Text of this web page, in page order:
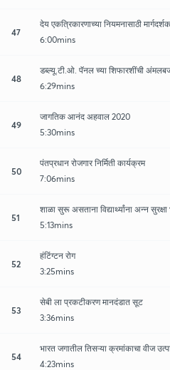
47
देय एकत्रिकारणाच्या नियमनासाठी
6:00mins
48
डब्ल्यू.टी.ओ. पॅनल च्या शिफारशींची
6:29mins
49
जागतिक आनंद अहवाल 2020
5:30mins
50
पंतप्रधान रोजगार निर्मिती कार्यक्रम
7:06mins
51
शाळा सुरू असताना विद्यार्थ्यांना अन्न सुरक्षा
5:13mins
52
हंटिंग्टन रोग
3:25mins
53
सेबी ला प्रकटीकरण मानदंडात सूट
3:36mins
54
भारत जगातील तिसऱ्या क्रमांकाचा वीज
4:23mins